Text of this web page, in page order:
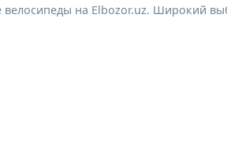
велосипеды на Elbozor.uz. Широкий